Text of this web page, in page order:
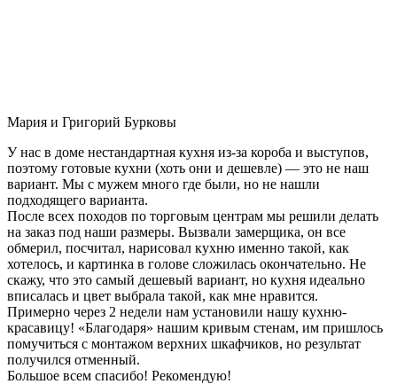
Мария и Григорий Бурковы
У нас в доме нестандартная кухня из-за короба и выступов,
поэтому готовые кухни (хоть они и дешевле) — это не наш
вариант. Мы с мужем много где были, но не нашли
подходящего варианта.
После всех походов по торговым центрам мы решили делать
на заказ под наши размеры. Вызвали замерщика, он все
обмерил, посчитал, нарисовал кухню именно такой, как
хотелось, и картинка в голове сложилась окончательно. Не
скажу, что это самый дешевый вариант, но кухня идеально
вписалась и цвет выбрала такой, как мне нравится.
Примерно через 2 недели нам установили нашу кухню-
красавицу! «Благодаря» нашим кривым стенам, им пришлось
помучиться с монтажом верхних шкафчиков, но результат
получился отменный.
Большое всем спасибо! Рекомендую!